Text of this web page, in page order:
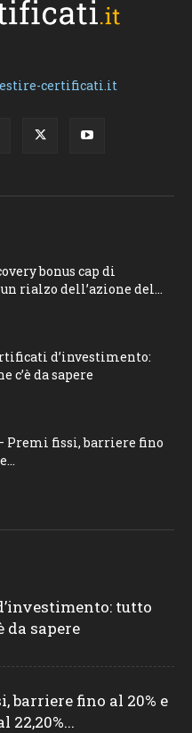
certificati.it
bonus cap di
rialzo dell’azione del...
d’investimento:
c’è da sapere
Premi fissi, barriere fino
tutto
da sapere
barriere fino al 20% e
22,20%...